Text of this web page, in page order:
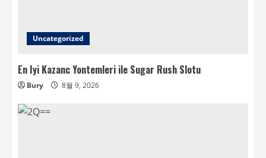
Uncategorized
En Iyi Kazanc Yontemleri ile Sugar Rush Slotu
Bury 8월 9, 2026